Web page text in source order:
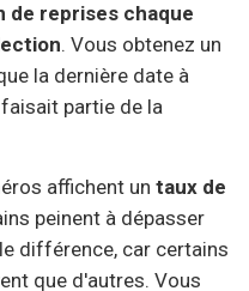
de reprises chaque
. Vous obtenez un
la dernière date à
partie de la
affichent un taux de
peinent à dépasser
différence, car certains
que d'autres. Vous